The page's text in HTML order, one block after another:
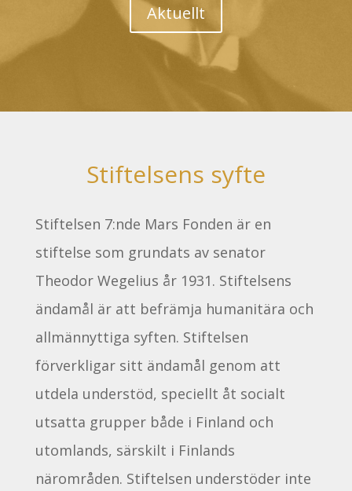
Aktuellt
Stiftelsens syfte
Stiftelsen 7:nde Mars Fonden är en
stiftelse som grundats av senator
Theodor Wegelius år 1931. Stiftelsens
ändamål är att befrämja humanitära och
allmännyttiga syften. Stiftelsen
förverkligar sitt ändamål genom att
utdela understöd, speciellt åt socialt
utsatta grupper både i Finland och
utomlands, särskilt i Finlands
närområden. Stiftelsen understöder inte